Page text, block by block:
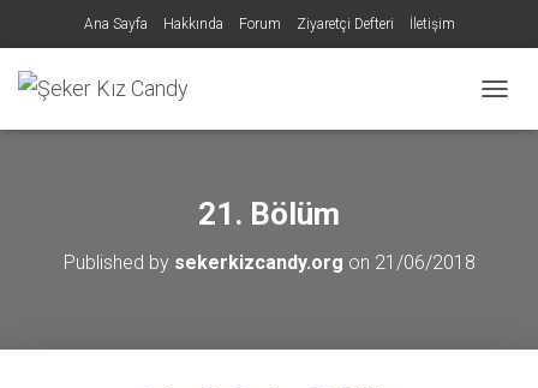
Ana Sayfa Hakkında Forum Ziyaretçi Defteri İletişim
21. Bölüm
Published by sekerkizcandy.org on 21/06/2018